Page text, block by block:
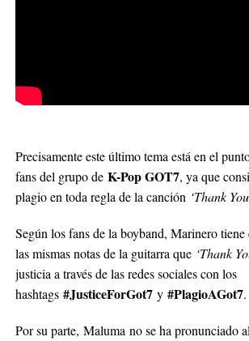
Precisamente este último tema está en el
fans del grupo de K-Pop GOT7, ya que
plagio en toda regla de la canción ‘Thank
Según los fans de la boyband, Marinero
las mismas notas de la guitarra que‘Thank
justicia a través de las redes sociales con los
hashtags #JusticeForGot7 y #PlagioAGot7.
Por su parte, Maluma no se ha pronunciado